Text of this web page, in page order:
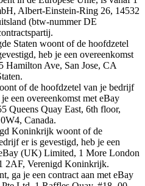
Albert-Einstein-Ring 26, 14532
(btw-nummer DE
Staten woont of de hoofdzetel
heb je een overeenkomst
Hamilton Ave, San Jose, CA
of de hoofdzetel van je bedrijf
een overeenkomst met eBay
Queens Quay East, 6th floor,
Canada.
Koninkrijk woont of de
er is gevestigd, heb je een
(UK) Limited, 1 More London
2AF, Verenigd Koninkrijk.
ga je een contract aan met eBay